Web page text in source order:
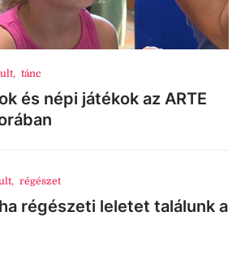
, tánc
és népi játékok az ARTE
, régészet
régészeti leletet találunk a